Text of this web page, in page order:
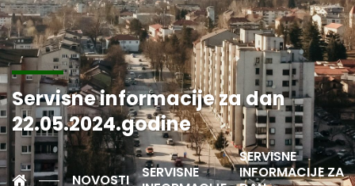
Servisne informacije za dan
22.05.2024.godine
NOVOSTI
SERVISNE
SERVISNE
INFORMACIJE ZA